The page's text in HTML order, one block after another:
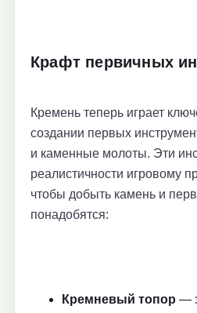
Крафт первичных
Кремень теперь играет
создании первых
и каменные молоты. Эти
реалистичности игровому
чтобы добыть камень и
понадобятся:
Кремневый топор —